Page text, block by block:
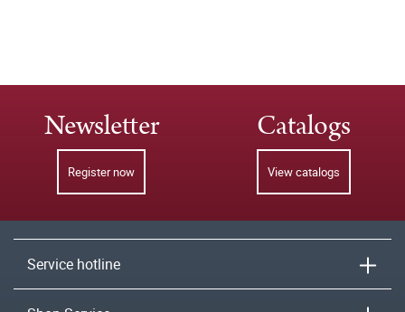
Newsletter
Register now
Catalogs
View catalogs
Service hotline